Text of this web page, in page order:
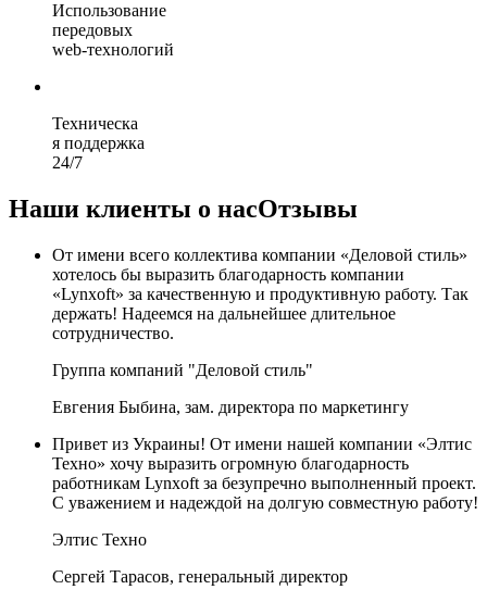
Использование
передовых
web-технологий
Техническа
я поддержка
24/7
Наши клиенты о насОтзывы
От имени всего коллектива компании «Деловой стиль»
хотелось бы выразить благодарность компании
«Lynxoft» за качественную и продуктивную работу. Так
держать! Надеемся на дальнейшее длительное
сотрудничество.
Группа компаний "Деловой стиль"
Евгения Быбина, зам. директора по маркетингу
Привет из Украины! От имени нашей компании «Элтис
Техно» хочу выразить огромную благодарность
работникам Lynxoft за безупречно выполненный проект.
С уважением и надеждой на долгую совместную работу!
Элтис Техно
Сергей Тарасов, генеральный директор